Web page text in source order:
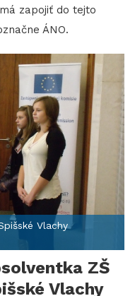
zapojiť do tejto
ÁNO.
Vlachy
ZŠ
Vlachy